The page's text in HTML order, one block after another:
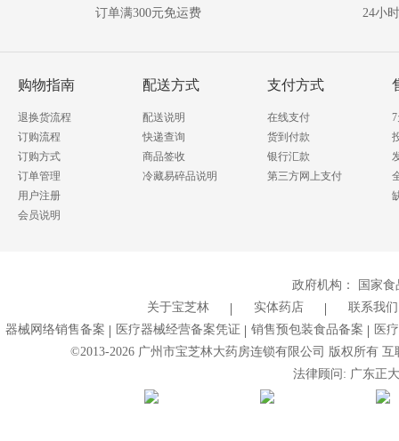
订单满300元免运费 24小
购物指南
退换货流程
订购流程
订购方式
订单管理
用户注册
会员说明
配送方式
配送说明
快递查询
商品签收
冷藏易碎品说明
支付方式
在线支付
货到付款
银行汇款
第三方网上支付
政府机构：
国家
关于宝芝林
实体药店
联系我们
器械网络销售备案
医疗器械经营备案凭证 销售预包装食品备案
医
©2013-2026广州市宝芝林大药房连锁有限公司 版权所有
法律顾问: 广东正